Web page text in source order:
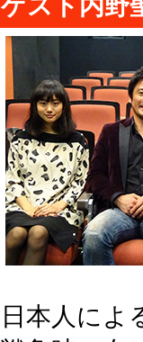
ゲスト内野
日本人によ